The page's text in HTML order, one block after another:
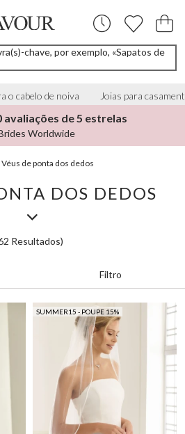
chave, por exemplo, «Sapatos de
o cabelo de noiva Joias para
avaliações de 5 estrelas
Worldwide
Véus de ponta dos dedos
DOS DEDOS
Resultados)
Filtro
SUMMER15 - POUPE 15%